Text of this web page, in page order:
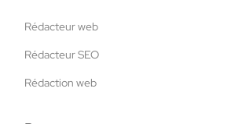
Rédacteur web
Rédacteur SEO
Rédaction web